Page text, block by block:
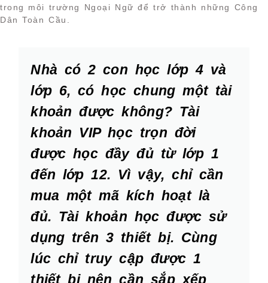
trong môi trường Ngoại Ngữ để trở thành những Công
Dân Toàn Cầu.
Nhà có 2 con học lớp 4 và
lớp 6, có học chung một tài
khoản được không? Tài
khoản VIP học trọn đời
được học đầy đủ từ lớp 1
đến lớp 12. Vì vậy, chỉ cần
mua một mã kích hoạt là
đủ. Tài khoản học được sử
dụng trên 3 thiết bị. Cùng
lúc chỉ truy cập được 1
thiết bị nên cần sắp xếp